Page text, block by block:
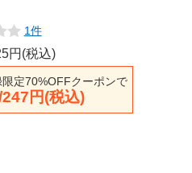
1件
円(税込)
定70%OFFクーポンで
円(税込)